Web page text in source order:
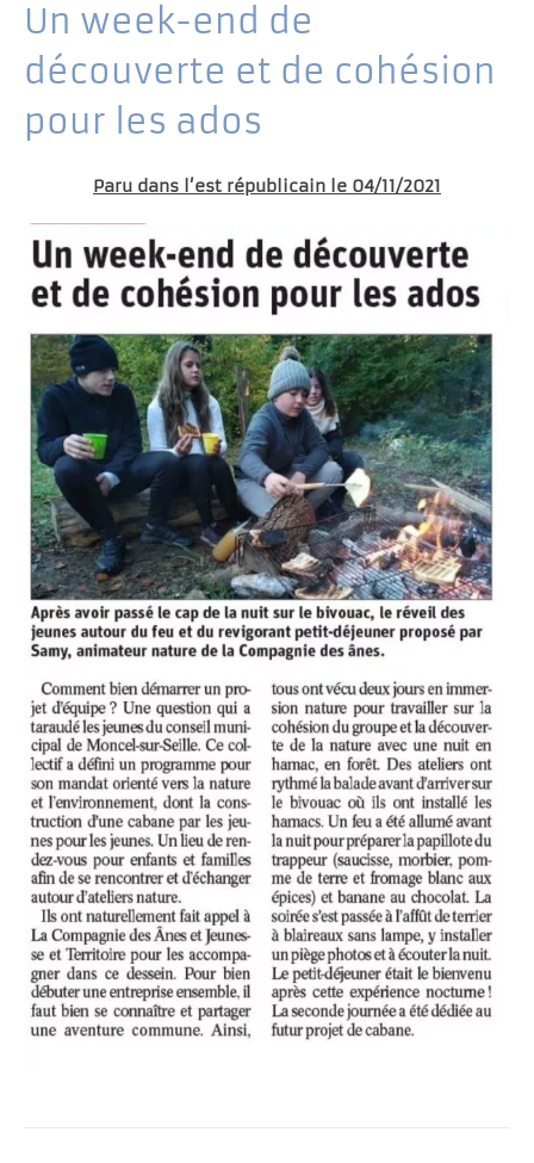
Un week-end de
découverte et de cohésion
pour les ados
Paru dans l’est républicain le 04/11/2021